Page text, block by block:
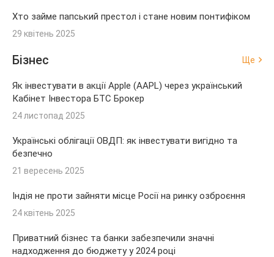
Хто займе папський престол і стане новим понтифіком
29 квітень 2025
Бізнес Ще
Як інвестувати в акції Apple (AAPL) через український
Кабінет Інвестора БТС Брокер
24 листопад 2025
Українські облігації ОВДП: як інвестувати вигідно та
безпечно
21 вересень 2025
Індія не проти зайняти місце Росії на ринку озброєння
24 квітень 2025
Приватний бізнес та банки забезпечили значні
надходження до бюджету у 2024 році